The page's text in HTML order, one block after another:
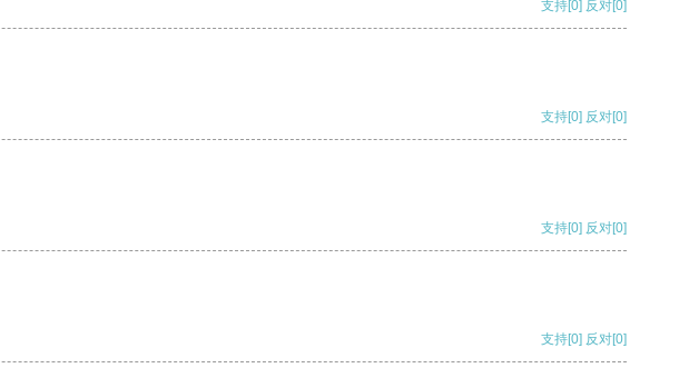
支持[0] 反对[0]
支持[0] 反对[0]
支持[0] 反对[0]
支持[0] 反对[0]